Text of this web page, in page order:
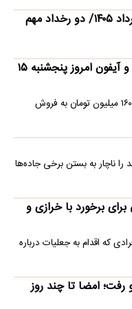
تحلیل قیمت طلا در هفته میانی مرداد ۱۴۰۵/ دو رخداد مهم
قیمت گوشی سامسونگ، شیائومی و آیفون امروز پنجشنبه ۱۵
ارزان‌ترین گوشی اپل در بازار موبایل با قیمت ۱۶۰ میلیون تومان به فروش
را ناچار به بستن برخی جاده‌ها
برخورد با خرازی و
که اقدام به جعلیات درباره
لو رفت؛ امضا تا چند روز